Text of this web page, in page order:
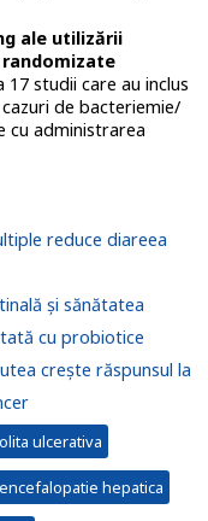
ale utilizării
17 studii care au inclus
de bacteriemie/
cu administrarea
reduce diareea
și sănătatea
cu probiotice
crește răspunsul la
ulcerativa
encefalopatie hepatica